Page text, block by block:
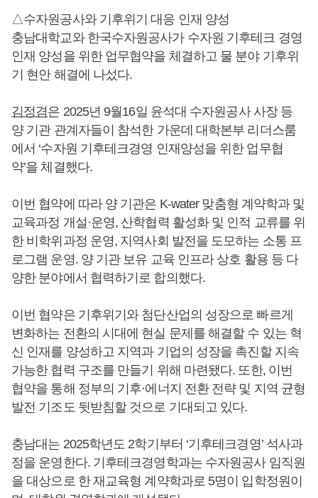
△수자원공사와 기후위기 대응 인재 양성
충남대학교와 한국수자원공사가 수자원 기후테크 경영
인재 양성을 위한 업무협약을 체결하고 물 분야 기후위
기 현안 해결에 나섰다.
김정겸은 2025년 9월16일 윤석대 수자원공사 사장 등
양 기관 관계자들이 참석한 가운데 대학본부 리더스룸
에서 ‘수자원 기후테크경영 인재양성을 위한 업무협
약’을 체결했다.
이번 협약에 따라 양 기관은 K-water 맞춤형 계약학과 및
교육과정 개설·운영, 산학협력 활성화 및 인적 교류를 위
한 비학위과정 운영, 지역사회 발전을 도모하는 소통 프
로그램 운영. 양 기관 보유 교육 인프라 상호 활용 등 다
양한 분야에서 협력하기로 합의했다.
이번 협약은 기후위기와 첨단산업의 성장으로 빠르게
변화하는 전환의 시대에 현실 문제를 해결할 수 있는 혁
신 인재를 양성하고 지역과 기업의 성장을 촉진할 지속
가능한 협력 구조를 만들기 위해 마련됐다. 또한, 이번
협약을 통해 정부의 기후·에너지 전환 전략 및 지역 균형
발전 기조도 뒷받침할 것으로 기대되고 있다.
충남대는 2025학년도 2학기부터 ‘기후테크경영’ 석사과
정을 운영한다. 기후테크경영학과는 수자원공사 임직원
을 대상으로 한 재교육형 계약학과로 5명이 입학정원이